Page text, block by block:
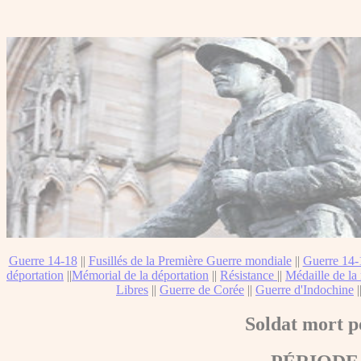
Guerre 14-18|| Fusillés de la Première Guerre mondiale|| Guerre
déportation ||Mémorial de la déportation || Résistance || Médaille de la
Libres || Guerre de Corée || Guerre d'Indochine
Soldat mort